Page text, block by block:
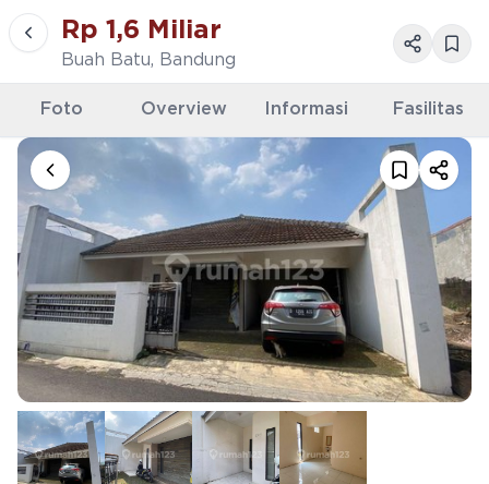
Rp 1,6 Miliar
Buah Batu, Bandung
Foto Overview Informasi Fasilitas